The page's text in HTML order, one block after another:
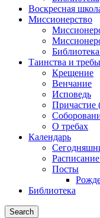
Воскресная
Миссионерство
Таинства и требы
Крещение
Венчание
Исповедь
Причастие
О требах
Календарь
Посты
Библиотека
Search